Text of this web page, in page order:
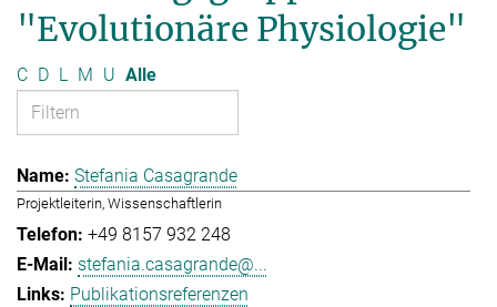
"Evolutionäre Physiologie"
C D L M U Alle
Stefania Casagrande
Projektleiterin, Wissenschaftlerin
+49 8157 932 248
stefania.casagrande@...
Publikationsreferenzen